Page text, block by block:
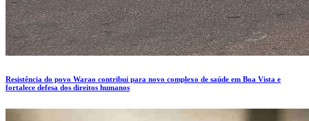
Resistência do povo Warao contribui para novo complexo de saúde em Boa Vista e
fortalece defesa dos direitos humanos